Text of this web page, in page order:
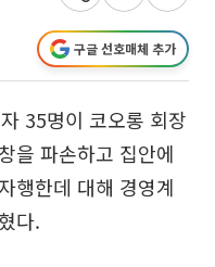
구글 선호매체 추가
35명이 코오롱 회장
을 파손하고 집안에
행한데 대해 경영계
다.